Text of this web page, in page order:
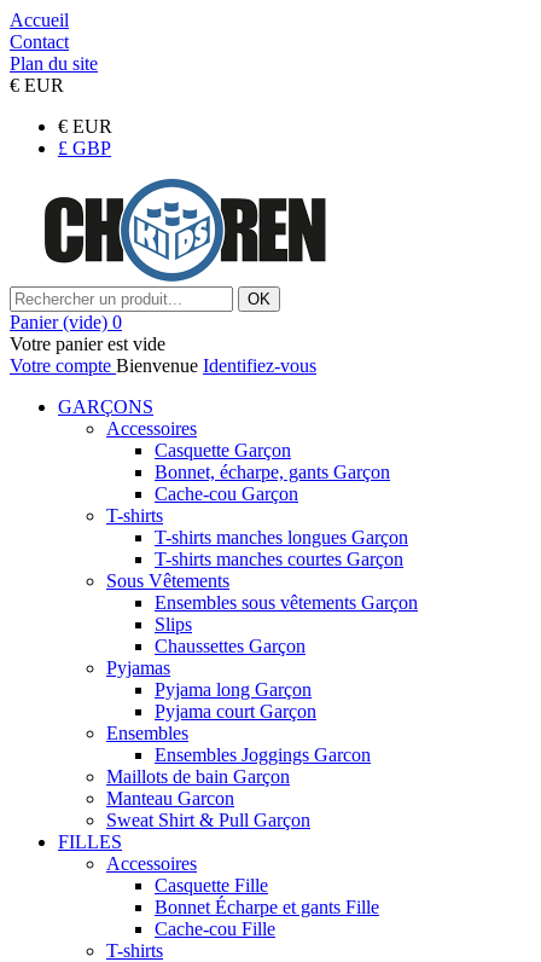
Accueil
Contact
Plan du site
€ EUR
€ EUR
£ GBP
OK
Panier (vide) 0
Votre panier est vide
Votre compte Bienvenue Identifiez-vous
GARÇONS
Accessoires
Casquette Garçon
Bonnet, écharpe, gants Garçon
Cache-cou Garçon
T-shirts
T-shirts manches longues Garçon
T-shirts manches courtes Garçon
Sous Vêtements
Ensembles sous vêtements Garçon
Slips
Chaussettes Garçon
Pyjamas
Pyjama long Garçon
Pyjama court Garçon
Ensembles
Ensembles Joggings Garcon
Maillots de bain Garçon
Manteau Garcon
Sweat Shirt & Pull Garçon
FILLES
Accessoires
Casquette Fille
Bonnet Écharpe et gants Fille
Cache-cou Fille
T-shirts